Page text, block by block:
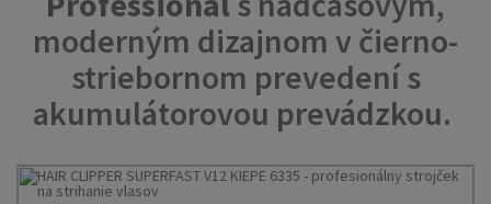
moderným dizajnom v čierno-
striebornom prevedení s
akumulátorovou prevádzkou.